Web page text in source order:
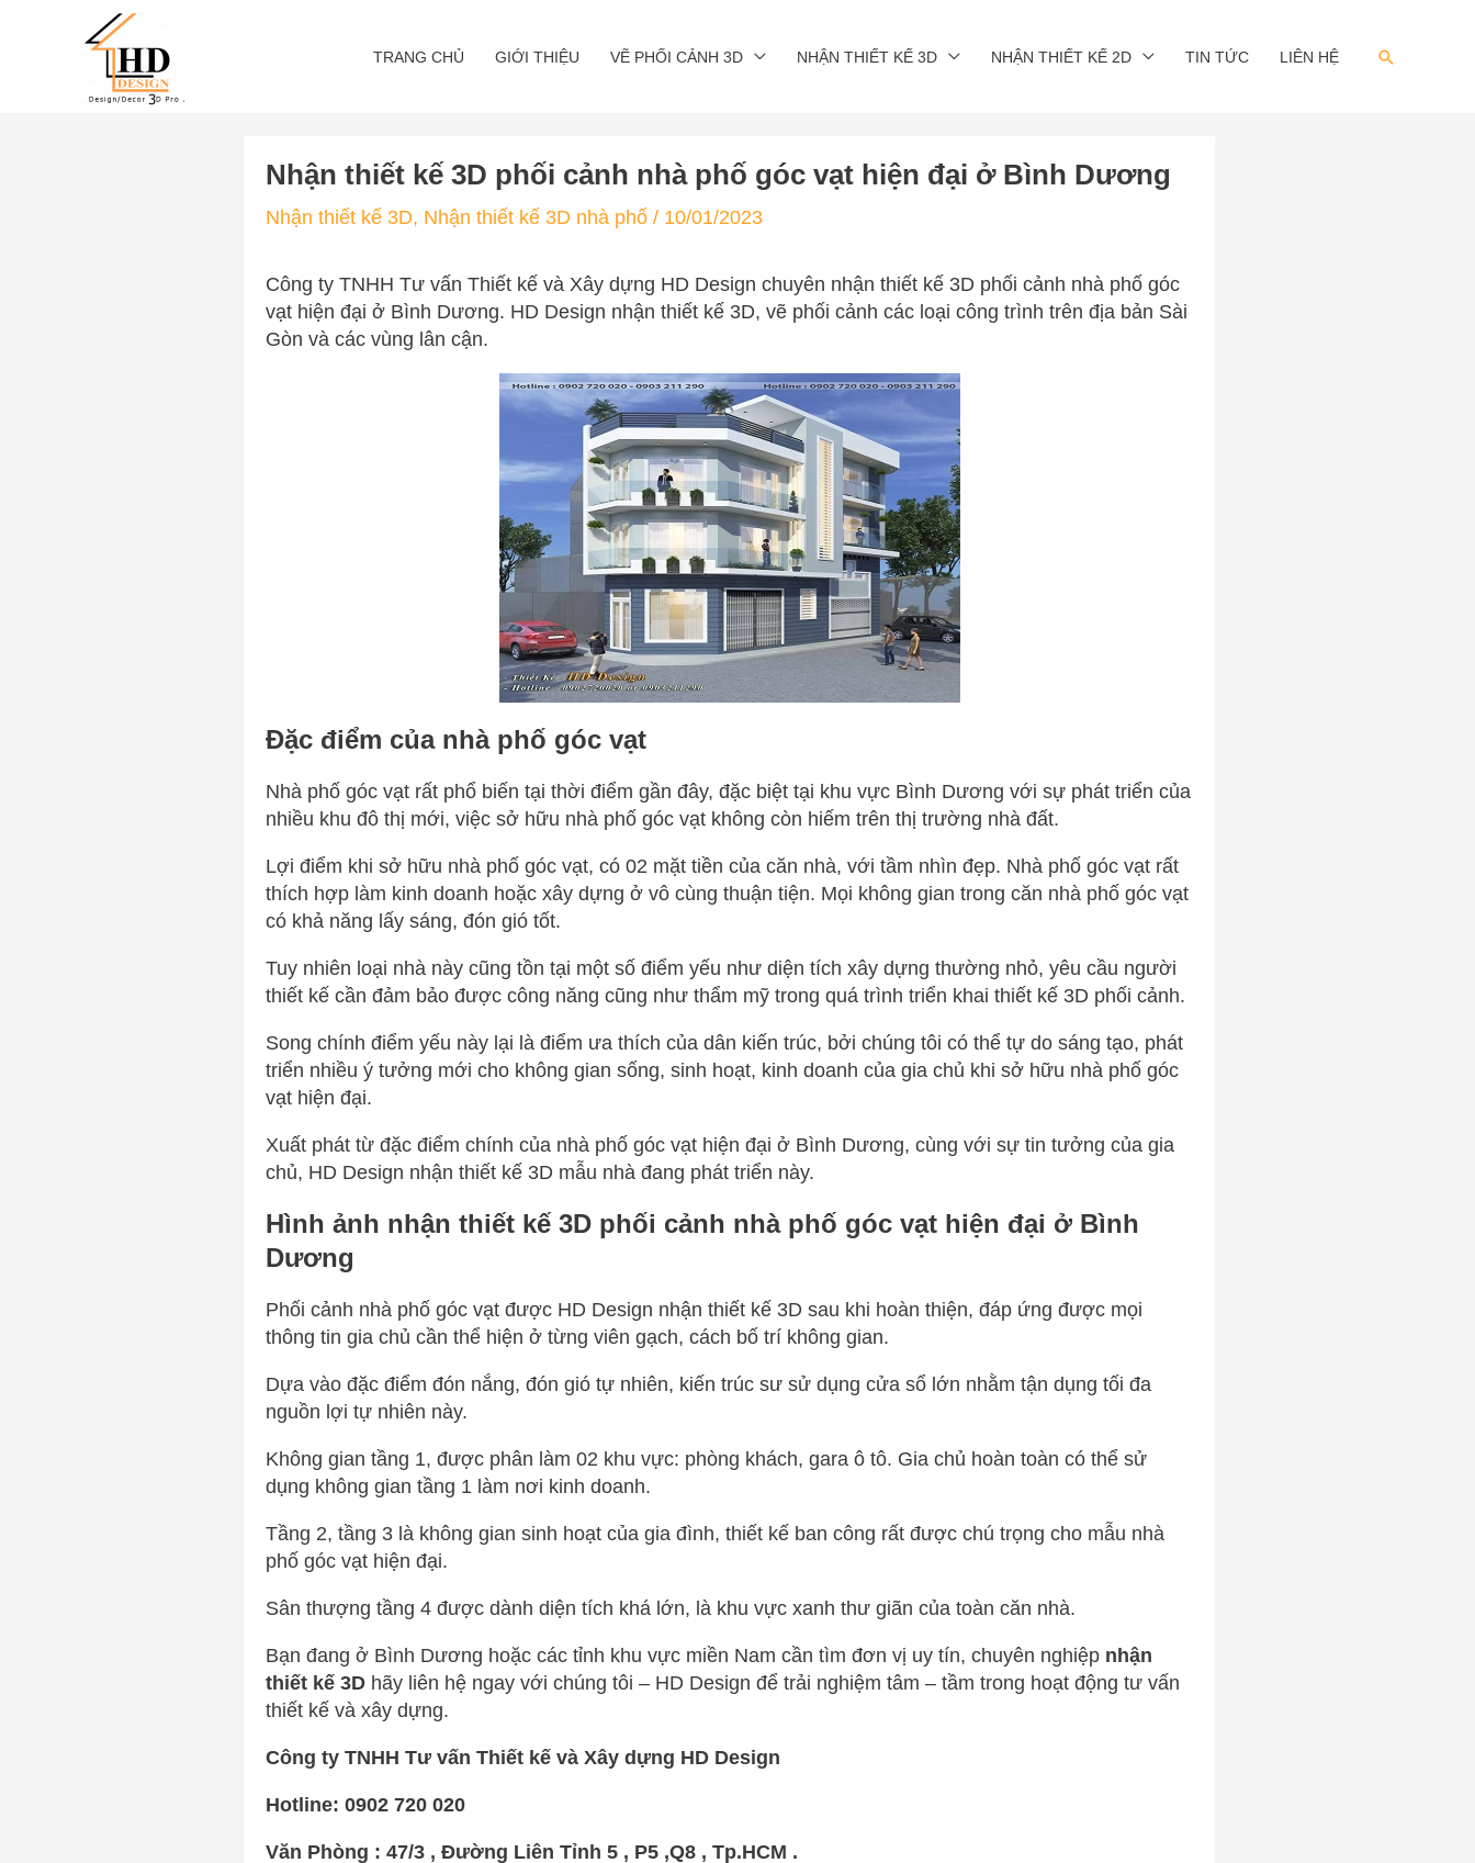
TRANG CHỦ GIỚI THIỆU VẼ PHỐI CẢNH 3D NHẬN THIẾT KẾ 3D NHẬN THIẾT KẾ 2D TIN TỨC LIÊN HỆ Search
Nhận thiết kế 3D phối cảnh nhà phố góc vạt hiện đại ở Bình Dương
Nhận thiết kế 3D, Nhận thiết kế 3D nhà phố / 10/01/2023
Công ty TNHH Tư vấn Thiết kế và Xây dựng HD Design chuyên nhận thiết kế 3D phối cảnh nhà phố góc
vạt hiện đại ở Bình Dương. HD Design nhận thiết kế 3D, vẽ phối cảnh các loại công trình trên địa bản Sài
Gòn và các vùng lân cận.
Đặc điểm của nhà phố góc vạt
Nhà phố góc vạt rất phổ biến tại thời điểm gần đây, đặc biệt tại khu vực Bình Dương với sự phát triển của
nhiều khu đô thị mới, việc sở hữu nhà phố góc vạt không còn hiếm trên thị trường nhà đất.
Lợi điểm khi sở hữu nhà phố góc vạt, có 02 mặt tiền của căn nhà, với tầm nhìn đẹp. Nhà phố góc vạt rất
thích hợp làm kinh doanh hoặc xây dựng ở vô cùng thuận tiện. Mọi không gian trong căn nhà phố góc vạt
có khả năng lấy sáng, đón gió tốt.
Tuy nhiên loại nhà này cũng tồn tại một số điểm yếu như diện tích xây dựng thường nhỏ, yêu cầu người
thiết kế cần đảm bảo được công năng cũng như thẩm mỹ trong quá trình triển khai thiết kế 3D phối cảnh.
Song chính điểm yếu này lại là điểm ưa thích của dân kiến trúc, bởi chúng tôi có thể tự do sáng tạo, phát
triển nhiều ý tưởng mới cho không gian sống, sinh hoạt, kinh doanh của gia chủ khi sở hữu nhà phố góc
vạt hiện đại.
Xuất phát từ đặc điểm chính của nhà phố góc vạt hiện đại ở Bình Dương, cùng với sự tin tưởng của gia
chủ, HD Design nhận thiết kế 3D mẫu nhà đang phát triển này.
Hình ảnh nhận thiết kế 3D phối cảnh nhà phố góc vạt hiện đại ở Bình
Dương
Phối cảnh nhà phố góc vạt được HD Design nhận thiết kế 3D sau khi hoàn thiện, đáp ứng được mọi
thông tin gia chủ cần thể hiện ở từng viên gạch, cách bố trí không gian.
Dựa vào đặc điểm đón nắng, đón gió tự nhiên, kiến trúc sư sử dụng cửa sổ lớn nhằm tận dụng tối đa
nguồn lợi tự nhiên này.
Không gian tầng 1, được phân làm 02 khu vực: phòng khách, gara ô tô. Gia chủ hoàn toàn có thể sử
dụng không gian tầng 1 làm nơi kinh doanh.
Tầng 2, tầng 3 là không gian sinh hoạt của gia đình, thiết kế ban công rất được chú trọng cho mẫu nhà
phố góc vạt hiện đại.
Sân thượng tầng 4 được dành diện tích khá lớn, là khu vực xanh thư giãn của toàn căn nhà.
Bạn đang ở Bình Dương hoặc các tỉnh khu vực miền Nam cần tìm đơn vị uy tín, chuyên nghiệp nhận
thiết kế 3D hãy liên hệ ngay với chúng tôi – HD Design để trải nghiệm tâm – tầm trong hoạt động tư vấn
thiết kế và xây dựng.
Công ty TNHH Tư vấn Thiết kế và Xây dựng HD Design
Hotline: 0902 720 020
Văn Phòng : 47/3 , Đường Liên Tỉnh 5 , P5 ,Q8 , Tp.HCM .